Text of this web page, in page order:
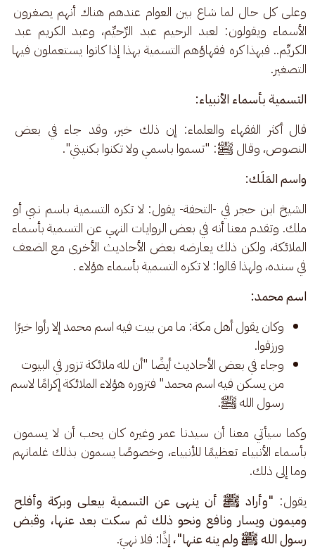
وعلى كل حال لما شاع بين العوام عندهم هناك أنهم يصغرون
الأسماء ويقولون: لعبد الرحيم عبد الرِّحيِّم، وعبد الكريم عبد
الكريِّم.. فبهذا كره فقهاؤهم التسمية بهذا إذا كانوا يستعملون فيها
التصغير.
التسمية بأسماء الأنبياء:
قال أكثر الفقهاء والعلماء: إن ذلك خير، وقد جاء في بعض
النصوص، وقال ﷺ: "تسموا باسمي ولا تكنوا بكنيتي".
واسم المَلَك:
الشيخ ابن حجر في -التحفة- يقول: لا تكره التسمية باسم نبي أو
ملك. وتقدم معنا أنه في بعض الروايات النهي عن التسمية بأسماء
الملائكة، ولكن ذلك يعارضه بعض الأحاديث الأخرى مع الضعف
في سنده، ولهذا قالوا: لا تكره التسمية بأسماء هؤلاء .
اسم محمد:
وكان يقول أهل مكة: ما من بيت فيه اسم محمد إلا رأوا خيرًا
ورزقوا.
وجاء في بعض الأحاديث أيضًا "أن لله ملائكة تزور في البيوت
من يسكن فيه اسم محمد" فتزوره هؤلاء الملائكة إكرامًا لاسم
رسول الله ﷺ.
وكما سيأتي معنا أن سيدنا عمر وغيره كان يحب أن لا يسمون
بأسماء الأنبياء تعظيمًا للأنبياء، وخصوصًا يسمون بذلك غلمانهم
وما إلى ذلك.
يقول: "وأراد ﷺ أن ينهى عن التسمية بيعلى وبركة وأفلح
وميمون ويسار ونافع ونحو ذلك ثم سكت بعد عنها، وقبض
رسول الله ﷺ ولم ينه عنها"، إذًا: فلا نهيَ.